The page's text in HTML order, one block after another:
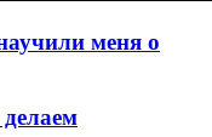
меня о